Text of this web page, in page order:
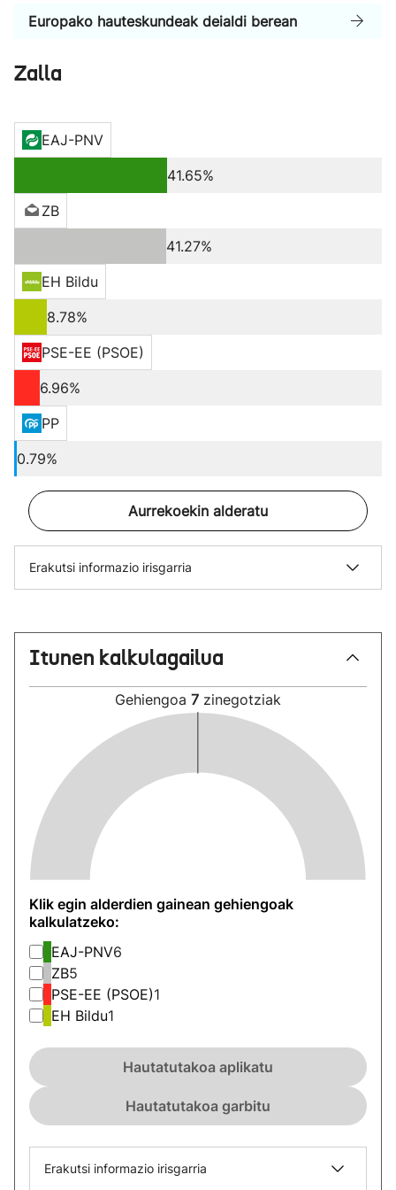
Europako hauteskundeak deialdi berean
Zalla
EAJ-PNV
41.65%
ZB
41.27%
EH Bildu
8.78%
PSE-EE (PSOE)
6.96%
PP
0.79%
Aurrekoekin alderatu
Erakutsi informazio irisgarria
Itunen kalkulagailua
Gehiengoa 7 zinegotziak
Klik egin alderdien gainean gehiengoak
kalkulatzeko:
EAJ-PNV6
ZB5
PSE-EE (PSOE)1
EH Bildu1
Hautatutakoa aplikatu
Hautatutakoa garbitu
Erakutsi informazio irisgarria